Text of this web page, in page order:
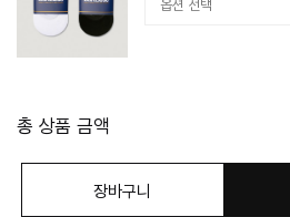
총 상품 금액
장바구니